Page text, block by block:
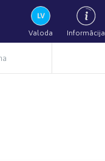
Valoda Informācija